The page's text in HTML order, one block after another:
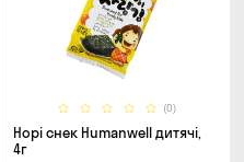
(0)
Норі снек Humanwell дитячі,
4г